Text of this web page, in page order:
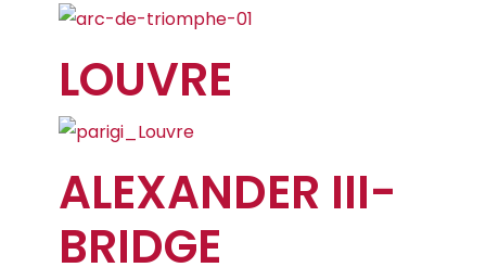
LOUVRE
ALEXANDER III-
BRIDGE